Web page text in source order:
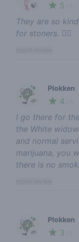
🍃 5
They are so
for stoners. ✌🏾
🌱
Plokken
4
I go there for
the White
and normal
marijuana, you
there is no
🌱
Plokken
3